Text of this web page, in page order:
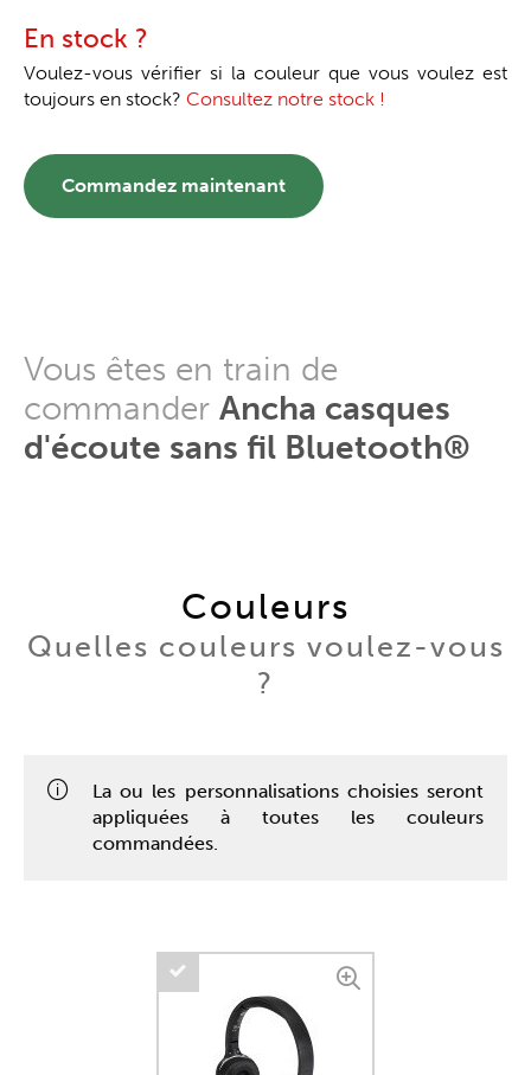
En stock ?
Voulez-vous vérifier si la couleur que vous voulez est
toujours en stock? Consultez notre stock !
Commandez maintenant
Vous êtes en train de
commander Ancha casques
d'écoute sans fil Bluetooth®
Couleurs
Quelles couleurs voulez-vous
?
La ou les personnalisations choisies seront
appliquées à toutes les couleurs
commandées.